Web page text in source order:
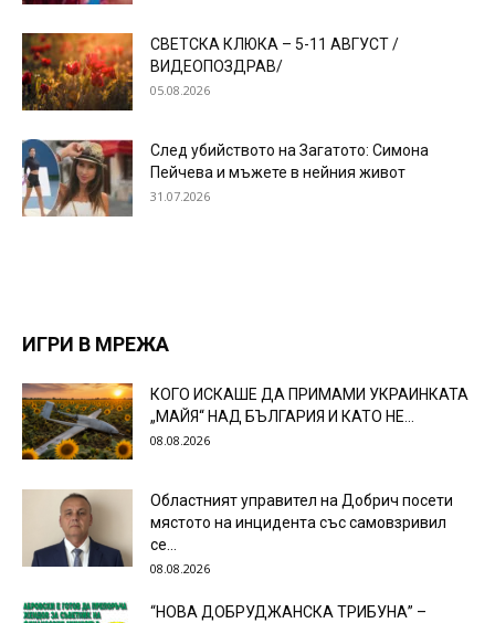
СВЕТСКА КЛЮКА – 5-11 АВГУСТ /
ВИДЕОПОЗДРАВ/
05.08.2026
След убийството на Загатото: Симона
Пейчева и мъжете в нейния живот
31.07.2026
ИГРИ В МРЕЖА
КОГО ИСКАШЕ ДА ПРИМАМИ УКРАИНКАТА
„МАЙЯ“ НАД БЪЛГАРИЯ И КАТО НЕ...
08.08.2026
Областният управител на Добрич посети
мястото на инцидента със самовзривил
се...
08.08.2026
“НОВА ДОБРУДЖАНСКА ТРИБУНА” –